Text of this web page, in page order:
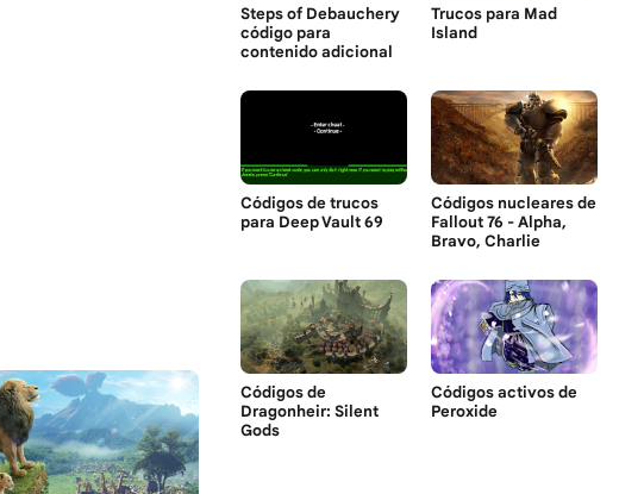
Steps of Debauchery
código para
contenido adicional
Trucos para Mad
Island
Códigos de trucos
para Deep Vault 69
Códigos nucleares de
Fallout 76 - Alpha,
Bravo, Charlie
Códigos de
Dragonheir: Silent
Gods
Códigos activos de
Peroxide